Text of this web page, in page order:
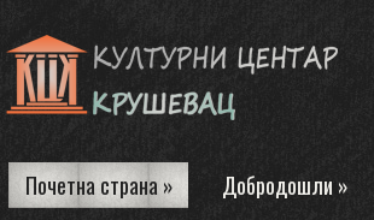
Почетна страна » Добродошли »